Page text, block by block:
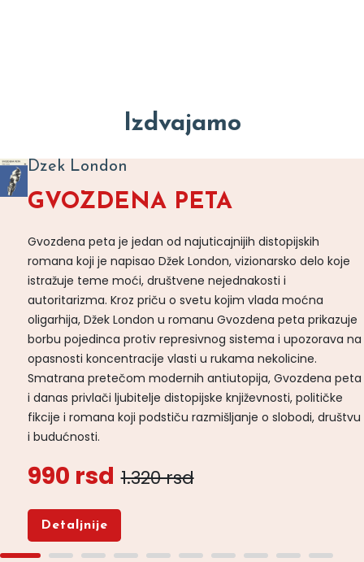
Izdvajamo
Dzek London
GVOZDENA PETA
Gvozdena peta je jedan od najuticajnijih distopijskih
romana koji je napisao Džek London, vizionarsko delo koje
istražuje teme moći, društvene nejednakosti i
autoritarizma. Kroz priču o svetu kojim vlada moćna
oligarhija, Džek London u romanu Gvozdena peta prikazuje
borbu pojedinca protiv represivnog sistema i upozorava na
opasnosti koncentracije vlasti u rukama nekolicine.
Smatrana pretečom modernih antiutopija, Gvozdena peta
i danas privlači ljubitelje distopijske književnosti, političke
fikcije i romana koji podstiču razmišljanje o slobodi, društvu
i budućnosti.
990 rsd 1.320 rsd
Detaljnije